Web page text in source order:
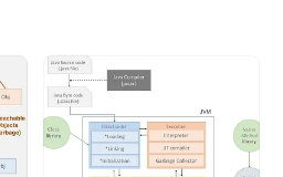
. executeQuery 1